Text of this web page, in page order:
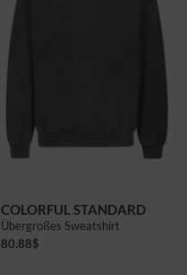
COLORFUL STANDARD
Übergroßes Sweatshirt
80.88$